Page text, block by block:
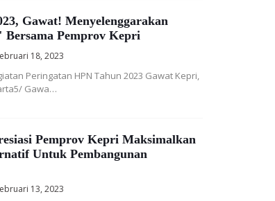
Gawat! Menyelenggarakan
Pemprov Kepri
18, 2023
Peringatan HPN Tahun 2023 Gawat Kepri,
Gawa…
Pemprov Kepri Maksimalkan
Untuk Pembangunan
13, 2023